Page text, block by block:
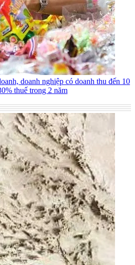
doanh nghiệp có doanh thu đến 10
thuế trong 2 năm